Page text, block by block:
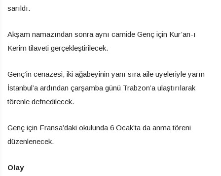
sarıldı.
Akşam namazından sonra aynı camide Genç için Kur’an-ı
Kerim tilaveti gerçekleştirilecek.
Genç’in cenazesi, iki ağabeyinin yanı sıra aile üyeleriyle yarın
İstanbul’a ardından çarşamba günü Trabzon’a ulaştırılarak
törenle defnedilecek.
Genç için Fransa’daki okulunda 6 Ocak’ta da anma töreni
düzenlenecek.
Olay